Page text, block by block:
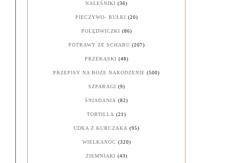
NALEŚNIKI (36)
PIECZYWO- BUŁKI (20)
POLĘDWICZKI (86)
POTRAWY ZE SCHABU (207)
PRZEKĄSKI (48)
PRZEPISY NA BOŻE NARODZENIE (500)
SZPARAGI (9)
ŚNIADANIA (82)
TORTILLA (21)
UDKA Z KURCZAKA (95)
WIELKANOC (320)
ZIEMNIAKI (43)